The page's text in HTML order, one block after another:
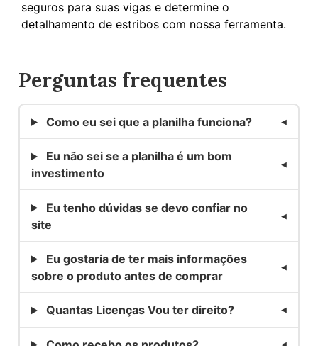
seguros para suas vigas e determine o
detalhamento de estribos com nossa ferramenta.
Perguntas frequentes
Como eu sei que a planilha funciona?
Eu não sei se a planilha é um bom
investimento
Eu tenho dúvidas se devo confiar no
site
Eu gostaria de ter mais informações
sobre o produto antes de comprar
Quantas Licenças Vou ter direito?